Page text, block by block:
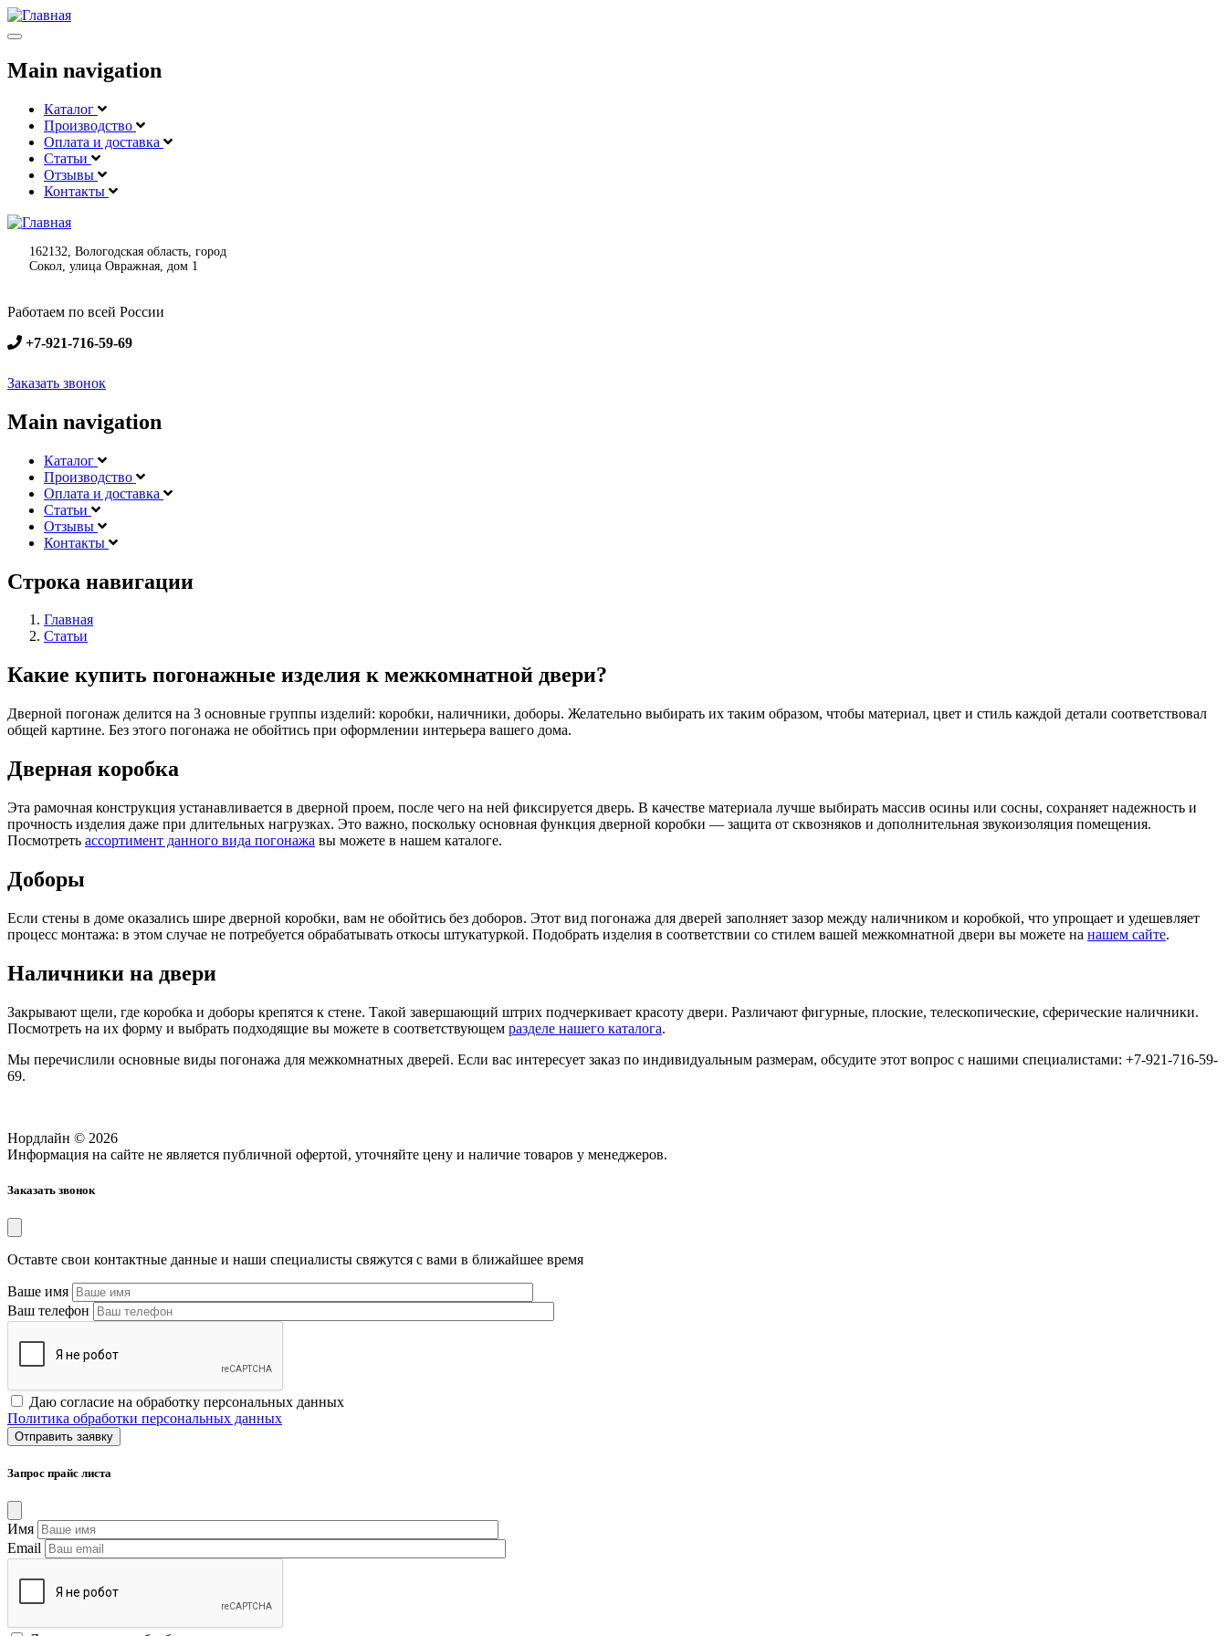
Меню
Main navigation
Каталог
Производство
Оплата и доставка
Статьи
Отзывы
Контакты
162132, Вологодская область, город
Сокол, улица Овражная, дом 1
Работаем по всей России
+7-921-716-59-69
Заказать звонок
Main navigation
Каталог
Производство
Оплата и доставка
Статьи
Отзывы
Контакты
Строка навигации
Главная
Статьи
Какие купить погонажные изделия к межкомнатной двери?
Дверной погонаж делится на 3 основные группы изделий: коробки, наличники, доборы. Желательно выбирать их таким образом, чтобы материал, цвет и стиль каждой детали соответствовал
общей картине. Без этого погонажа не обойтись при оформлении интерьера вашего дома.
Дверная коробка
Эта рамочная конструкция устанавливается в дверной проем, после чего на ней фиксируется дверь. В качестве материала лучше выбирать массив осины или сосны, сохраняет надежность и
прочность изделия даже при длительных нагрузках. Это важно, поскольку основная функция дверной коробки — защита от сквозняков и дополнительная звукоизоляция помещения.
Посмотреть ассортимент данного вида погонажа вы можете в нашем каталоге.
Доборы
Если стены в доме оказались шире дверной коробки, вам не обойтись без доборов. Этот вид погонажа для дверей заполняет зазор между наличником и коробкой, что упрощает и удешевляет
процесс монтажа: в этом случае не потребуется обрабатывать откосы штукатуркой. Подобрать изделия в соответствии со стилем вашей межкомнатной двери вы можете на нашем сайте.
Наличники на двери
Закрывают щели, где коробка и доборы крепятся к стене. Такой завершающий штрих подчеркивает красоту двери. Различают фигурные, плоские, телескопические, сферические наличники.
Посмотреть на их форму и выбрать подходящие вы можете в соответствующем разделе нашего каталога.
Мы перечислили основные виды погонажа для межкомнатных дверей. Если вас интересует заказ по индивидуальным размерам, обсудите этот вопрос с нашими специалистами: +7-921-716-59-
69.
Нордлайн © 2026
Информация на сайте не является публичной офертой, уточняйте цену и наличие товаров у менеджеров.
Заказать звонок
Оставте свои контактные данные и наши специалисты свяжутся с вами в ближайшее время
Ваше имя
Ваш телефон
Даю согласие на обработку персональных данных
Политика обработки персональных данных
Запрос прайс листа
Имя
Email